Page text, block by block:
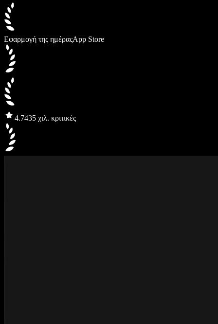
Εφαρμογή της ημέραςApp Store
4.7435 χιλ. κριτικές